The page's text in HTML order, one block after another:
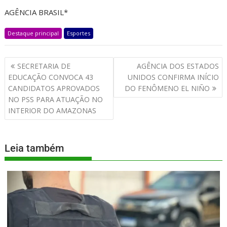
AGÊNCIA BRASIL*
Destaque principal Esportes
SECRETARIA DE
EDUCAÇÃO CONVOCA 43
CANDIDATOS APROVADOS
NO PSS PARA ATUAÇÃO NO
INTERIOR DO AMAZONAS
AGÊNCIA DOS ESTADOS
UNIDOS CONFIRMA INÍCIO
DO FENÔMENO EL NIÑO
Leia também